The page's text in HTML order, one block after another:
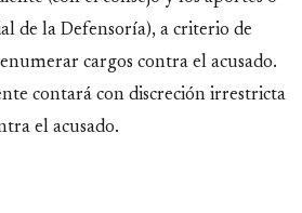
de la Defensoría), a criterio de
cargos contra el acusado.
contará con discreción irrestricta
el acusado.